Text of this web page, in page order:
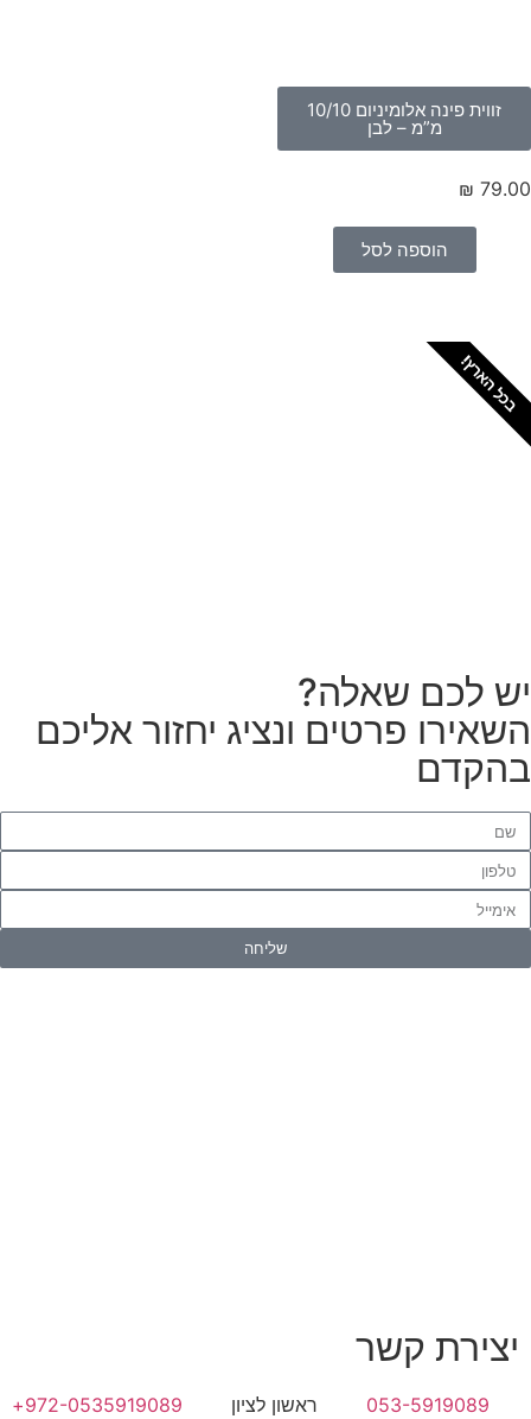
זווית פינה אלומיניום 10/10
מ”מ – לבן
₪
הוספה לסל
הארץ!
לכם שאלה?
פרטים ונציג יחזור אליכם
שליחה
יצירת קשר
053-5919089 ראשון לציון
972-0535919089+